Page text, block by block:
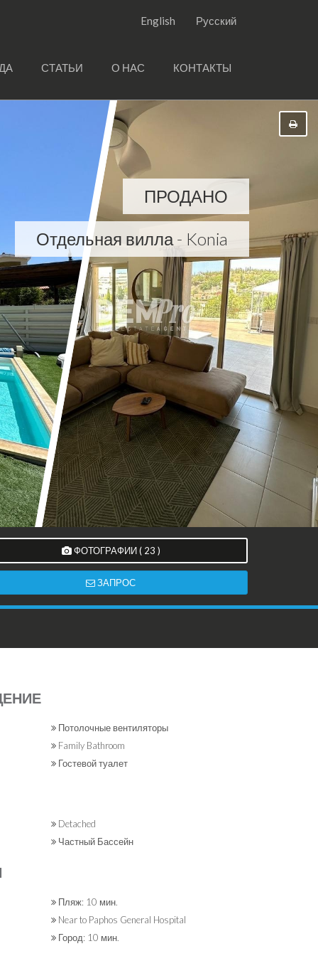
English Русский
СТАТЬИ О НАС КОНТАКТЫ
ПРОДАНО
Отдельная вилла - Konia
ФОТОГРАФИИ ( 23 )
ЗАПРОС
Потолочные вентиляторы
Family Bathroom
Гостевой туалет
Detached
Частный Бассейн
Пляж: 10 мин.
Near to Paphos General Hospital
Город: 10 мин.